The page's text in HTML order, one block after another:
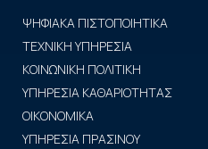
ΨΗΦΙΑΚΑ ΠΙΣΤΟΠΟΙΗΤΙΚΑ
ΤΕΧΝΙΚΗ ΥΠΗΡΕΣΙΑ
ΚΟΙΝΩΝΙΚΗ ΠΟΛΙΤΙΚΗ
ΥΠΗΡΕΣΙΑ ΚΑΘΑΡΙΟΤΗΤΑΣ
ΟΙΚΟΝΟΜΙΚΑ
ΥΠΗΡΕΣΙΑ ΠΡΑΣΙΝΟΥ